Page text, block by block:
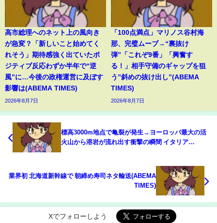
高市総理へのネット上の風向き
が急変？「新しいこと始めてく
れそう」期待感強く出ていたポ
ジティブ反応わずか半年で“逆
風”に…今後の政権運営に及ぼす
影響は(ABEMA TIMES)
2026年8月7日
「100点満点」マリノス谷村海
那、完璧ムーブ→“裏抜け
弾”「これぞ9番」「興奮す
る！」相手守備のギャップを狙
う”斜めの抜け出し”(ABEMA
TIMES)
2026年8月7日
標高3000m地点で亀裂が発生→ヨーロッパ最大の活
火山から溶岩が流れ出す衝撃の瞬間 イタリア
業界初 北海道新幹線で 朝締め寿司ネタ輸送(ABEMA
TIMES)
Xでフォローしよう